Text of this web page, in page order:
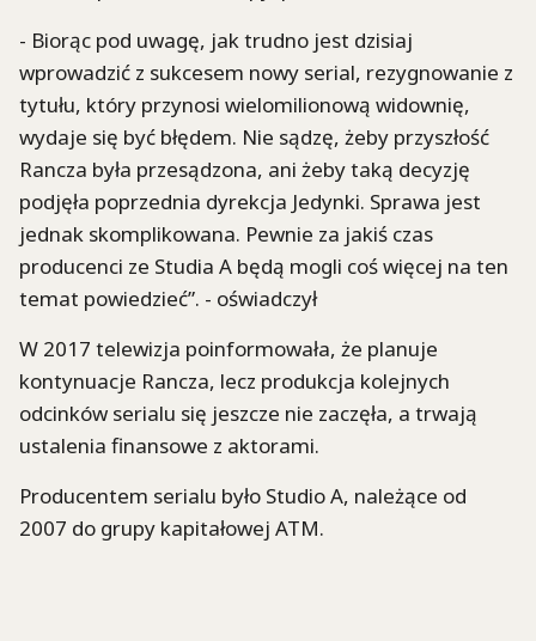
- Biorąc pod uwagę, jak trudno jest dzisiaj
wprowadzić z sukcesem nowy serial, rezygnowanie z
tytułu, który przynosi wielomilionową widownię,
wydaje się być błędem. Nie sądzę, żeby przyszłość
Rancza była przesądzona, ani żeby taką decyzję
podjęła poprzednia dyrekcja Jedynki. Sprawa jest
jednak skomplikowana. Pewnie za jakiś czas
producenci ze Studia A będą mogli coś więcej na ten
temat powiedzieć”. - oświadczył
W 2017 telewizja poinformowała, że planuje
kontynuacje Rancza, lecz produkcja kolejnych
odcinków serialu się jeszcze nie zaczęła, a trwają
ustalenia finansowe z aktorami.
Producentem serialu było Studio A, należące od
2007 do grupy kapitałowej ATM.